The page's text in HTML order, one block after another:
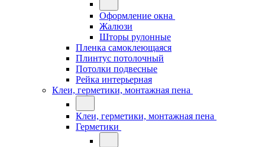
Оформление окна
Жалюзи
Шторы рулонные
Пленка самоклеющаяся
Плинтус потолочный
Потолки подвесные
Рейка интерьерная
Клеи, герметики, монтажная пена
Клеи, герметики, монтажная пена
Герметики